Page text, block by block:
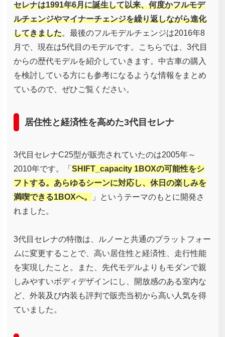
セレナは1991年6月に誕生して以来、何度かフルモデ
ルチェンジやマイナーチェンジを繰り返しながら進化
してきました。最後のフルモデルチェンジは2016年8
月で、現在は5代目のモデルです。こちらでは、3代目
からの歴代モデルを紹介していきます。中古車の購入
を検討している方にも参考になるような情報をまとめ
ているので、ぜひご覧ください。
居住性と経済性を高めた3代目セレナ
3代目セレナC25型が販売されていたのは2005年～
2010年です。「 SHIFT_capacity 1BOXの可能性をシ
フトする。あらゆるシーンに対応し、休日の楽しみを
満喫できる1BOXへ。
」というテーマのもとに開発さ
れました。
3代目セレナの特徴は、ルノーと共通のプラットフォー
ムに変更することで、高い居住性と経済性、走行性能
を実現したこと。また、先代モデルよりもモダンで親
しみやすいボディデザインにし、開放感のある室内な
ど、外装及び内装も評判で販売当初から高い人気を得
ていました。